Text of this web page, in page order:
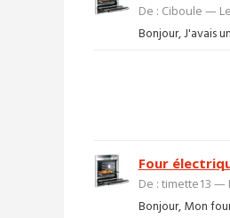
De : Ciboule —
Bonjour, J'avais
Four
De : timette13 —
Bonjour, Mon